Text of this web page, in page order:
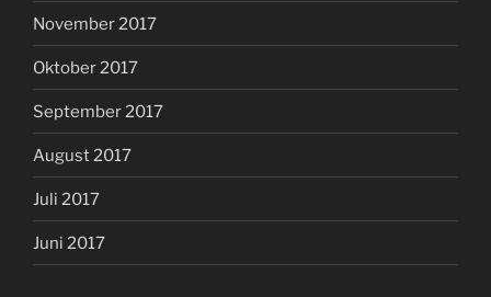
November 2017
Oktober 2017
September 2017
August 2017
Juli 2017
Juni 2017